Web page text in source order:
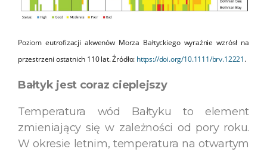
Poziom eutrofizacji akwenów Morza Bałtyckiego wyraźnie wzrósł na
przestrzeni ostatnich 110 lat. Źródło: https://doi.org/10.1111/brv.12221.
Bałtyk jest coraz cieplejszy
Temperatura wód Bałtyku to element
zmieniający się w zależności od pory roku.
W okresie letnim, temperatura na otwartym